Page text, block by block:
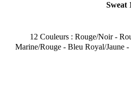
Sweat
12 Couleurs : Rouge/Noir -
Marine/Rouge - Bleu Royal/Jaune